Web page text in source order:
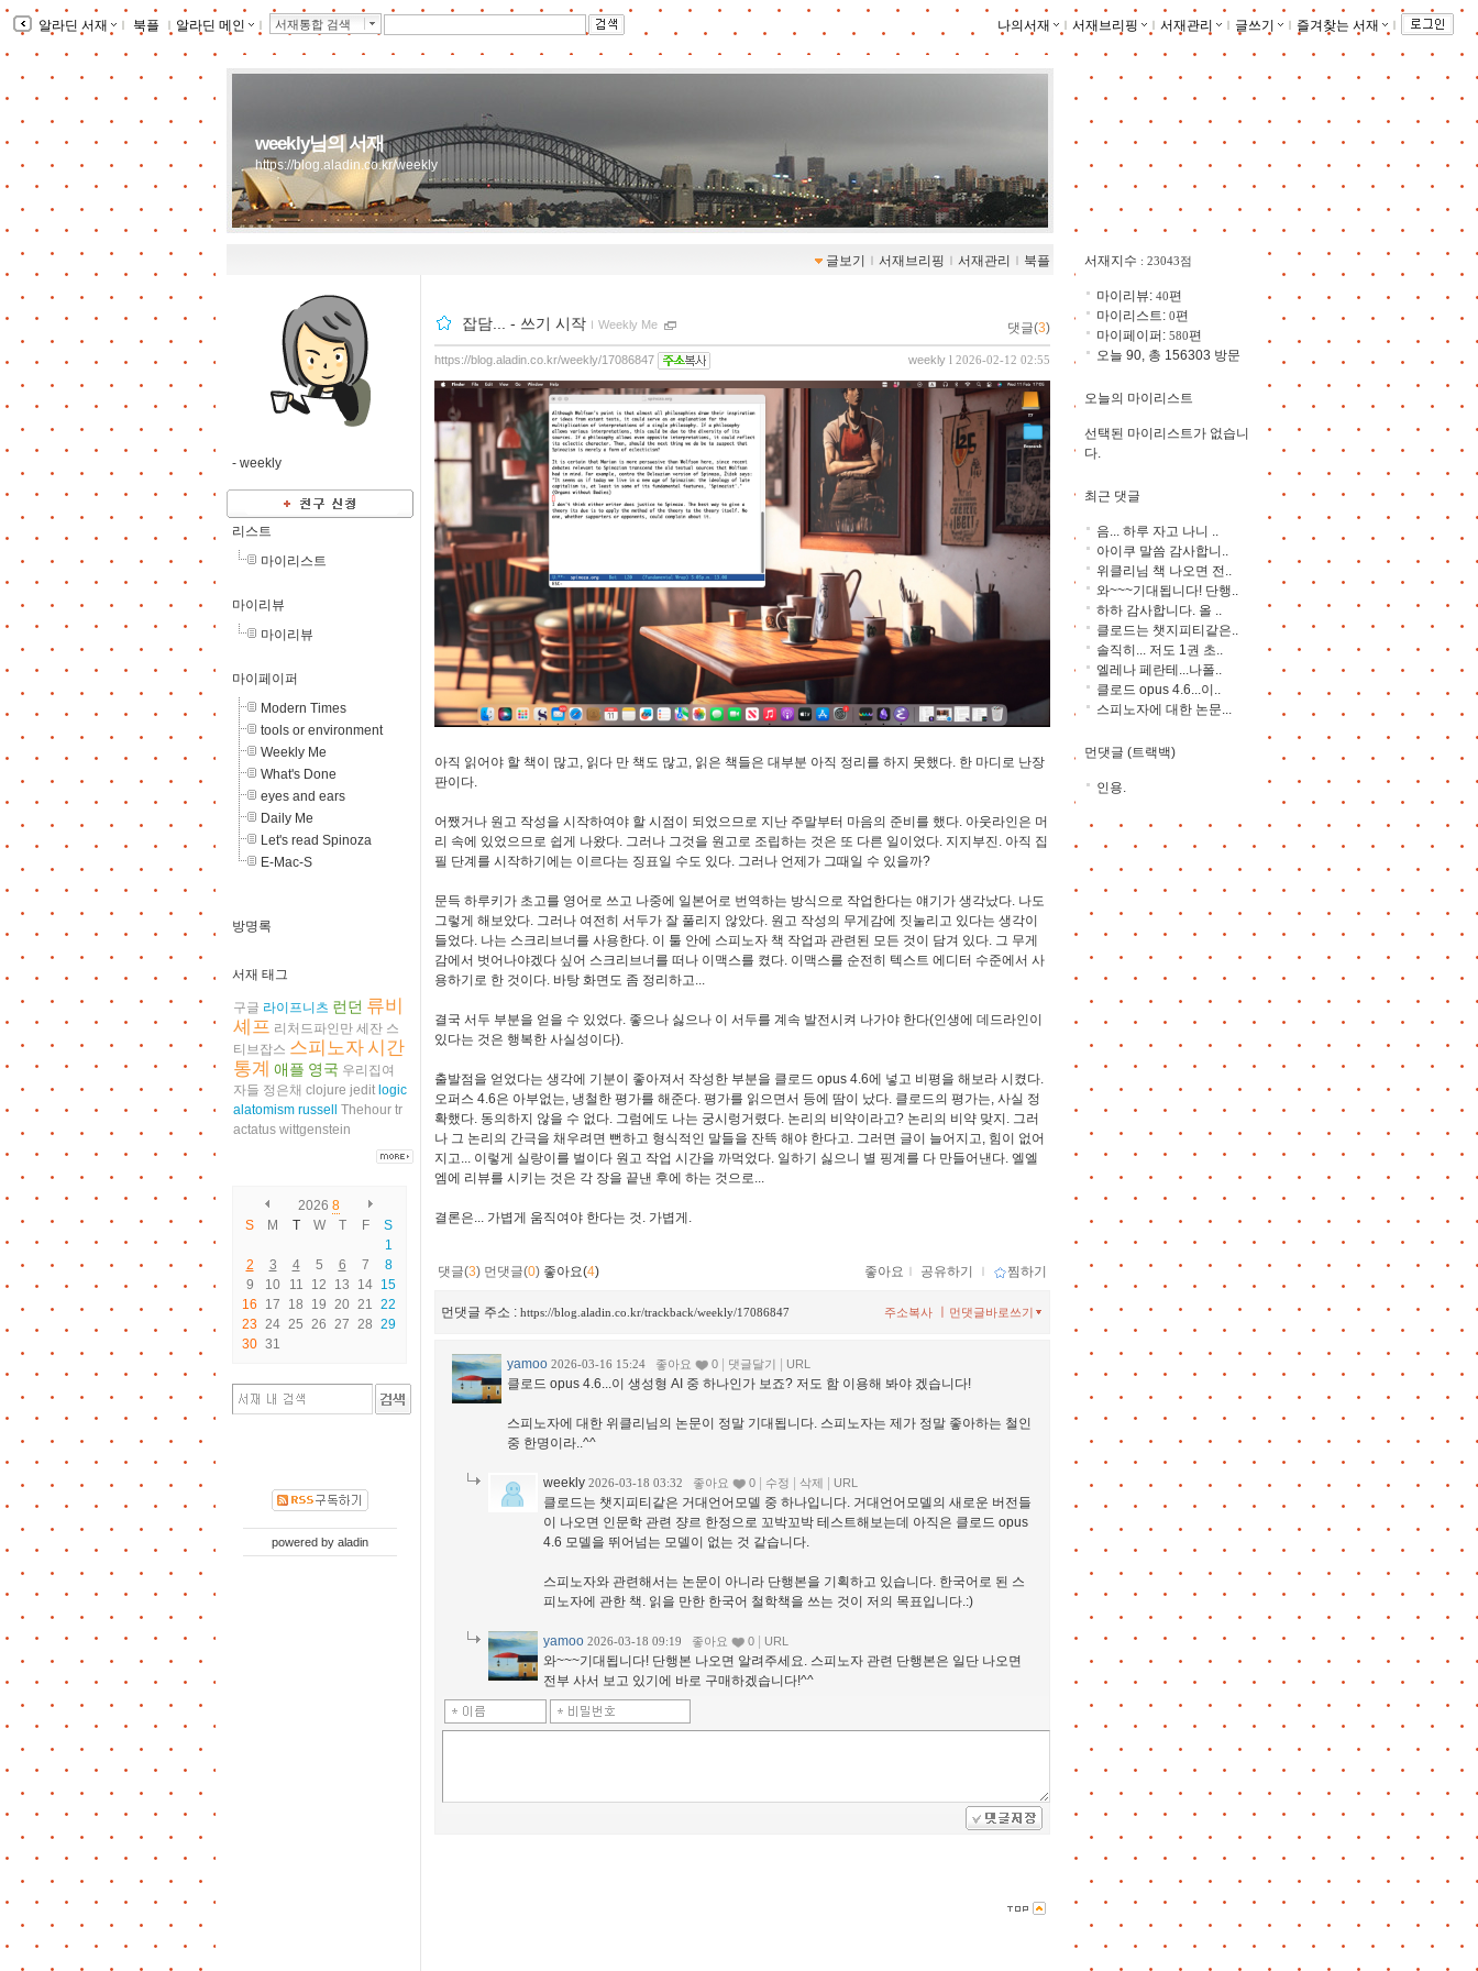
알라딘 서재 ｌ 북플 ｌ 알라딘 메인 ｌ 서재통합 검색 나의서재 ｌ 서재브리핑 ｌ 서재관리 ｌ 글쓰기 ｌ 즐겨찾는 서재 ｌ
weekly님의 서재
https://blog.aladin.co.kr/weekly
글보기 ｌ 서재브리핑 ｌ 서재관리 ｌ 북플
- weekly
리스트
마이리스트
마이리뷰
마이리뷰
마이페이퍼
Modern Times
tools or environment
Weekly Me
What's Done
eyes and ears
Daily Me
Let's read Spinoza
E-Mac-S
방명록
서재 태그
구글 라이프니츠 런던 류비
셰프 리처드파인만 세잔 스
티브잡스 스피노자시간
통계 애플 영국 우리집여
자들 정은채 clojure jedit logic
alatomism russell Thehour tr
actatus wittgenstein
2026 8
S
M T W T F
S
1
2
3 4 5 6 7
8
9
10 11 12 13 14 15
16
17 18 19 20 21 22
23 24 25 26 27 28 29
30 31
powered by aladin
잡담... - 쓰기 시작 ｌ Weekly Me 댓글(3)
weekly l 2026-02-12 02:55
https://blog.aladin.co.kr/weekly/17086847
아직 읽어야 할 책이 많고, 읽다 만 책도 많고, 읽은 책들은 대부분 아직 정리를 하지 못했다. 한 마디로 난장
판이다.
어쨌거나 원고 작성을 시작하여야 할 시점이 되었으므로 지난 주말부터 마음의 준비를 했다. 아웃라인은 머
리 속에 있었으므로 쉽게 나왔다. 그러나 그것을 원고로 조립하는 것은 또 다른 일이었다. 지지부진. 아직 집
필 단계를 시작하기에는 이르다는 징표일 수도 있다. 그러나 언제가 그때일 수 있을까?
문득 하루키가 초고를 영어로 쓰고 나중에 일본어로 번역하는 방식으로 작업한다는 얘기가 생각났다. 나도
그렇게 해보았다. 그러나 여전히 서두가 잘 풀리지 않았다. 원고 작성의 무게감에 짓눌리고 있다는 생각이
들었다. 나는 스크리브너를 사용한다. 이 툴 안에 스피노자 책 작업과 관련된 모든 것이 담겨 있다. 그 무게
감에서 벗어나야겠다 싶어 스크리브너를 떠나 이맥스를 켰다. 이맥스를 순전히 텍스트 에디터 수준에서 사
용하기로 한 것이다. 바탕 화면도 좀 정리하고...
결국 서두 부분을 얻을 수 있었다. 좋으나 싫으나 이 서두를 계속 발전시켜 나가야 한다(인생에 데드라인이
있다는 것은 행복한 사실성이다).
출발점을 얻었다는 생각에 기분이 좋아져서 작성한 부분을 클로드 opus 4.6에 넣고 비평을 해보라 시켰다.
오퍼스 4.6은 아부없는, 냉철한 평가를 해준다. 평가를 읽으면서 등에 땀이 났다. 클로드의 평가는, 사실 정
확했다. 동의하지 않을 수 없다. 그럼에도 나는 궁시렁거렸다. 논리의 비약이라고? 논리의 비약 맞지. 그러
나 그 논리의 간극을 채우려면 뻔하고 형식적인 말들을 잔뜩 해야 한다고. 그러면 글이 늘어지고, 힘이 없어
지고... 이렇게 실랑이를 벌이다 원고 작업 시간을 까먹었다. 일하기 싫으니 별 핑계를 다 만들어낸다. 엘엘
엠에 리뷰를 시키는 것은 각 장을 끝낸 후에 하는 것으로...
결론은... 가볍게 움직여야 한다는 것. 가볍게.
댓글(3) 먼댓글(0) 좋아요(4) 좋아요 ｌ 공유하기 ｌ 찜하기
먼댓글 주소 : https://blog.aladin.co.kr/trackback/weekly/17086847 먼댓글바로쓰기
주소복사
yamoo 2026-03-16 15:24 좋아요 0 댓글달기 URL
클로드 opus 4.6...이 생성형 AI 중 하나인가 보죠? 저도 함 이용해 봐야 겠습니다!
스피노자에 대한 위클리님의 논문이 정말 기대됩니다. 스피노자는 제가 정말 좋아하는 철인
중 한명이라..^^
weekly 2026-03-18 03:32 좋아요 0 수정 삭제 URL
클로드는 챗지피티같은 거대언어모델 중 하나입니다. 거대언어모델의 새로운 버전들
이 나오면 인문학 관련 쟝르 한정으로 꼬박꼬박 테스트해보는데 아직은 클로드 opus
4.6 모델을 뛰어넘는 모델이 없는 것 같습니다.
스피노자와 관련해서는 논문이 아니라 단행본을 기획하고 있습니다. 한국어로 된 스
피노자에 관한 책. 읽을 만한 한국어 철학책을 쓰는 것이 저의 목표입니다.:)
yamoo 2026-03-18 09:19 좋아요 0 URL
와~~~기대됩니다! 단행본 나오면 알려주세요. 스피노자 관련 단행본은 일단 나오면
전부 사서 보고 있기에 바로 구매하겠습니다!^^
서재지수 : 23043점
마이리뷰: 40편
마이리스트: 0편
마이페이퍼: 580편
오늘 90, 총 156303 방문
오늘의 마이리스트
선택된 마이리스트가 없습니
다.
최근 댓글
음... 하루 자고 나니 ..
아이쿠 말씀 감사합니..
위클리님 책 나오면 전..
와~~~기대됩니다! 단행..
하하 감사합니다. 올 ..
클로드는 챗지피티같은..
솔직히... 저도 1권 초..
엘레나 페란테...나폴..
클로드 opus 4.6...이..
스피노자에 대한 논문...
먼댓글 (트랙백)
인용.